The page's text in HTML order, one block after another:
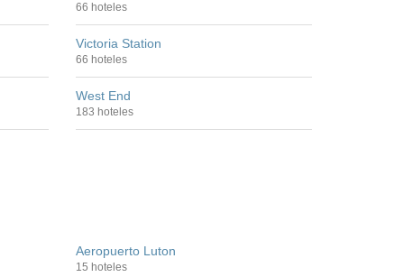
66 hoteles
Victoria Station
66 hoteles
West End
183 hoteles
Aeropuerto Luton
15 hoteles